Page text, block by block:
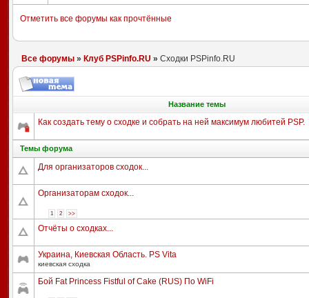
Отметить все форумы как прочтённые
Все форумы» Клуб PSPinfo.RU » Сходки PSPinfo.RU
Название темы
Как создать тему о сходке и собрать на ней максимум любитей PSP.
Темы форума
Для организаторов сходок...
Организаторам сходок...
1 2 >>
Отчёты о сходках...
Украина, Киевская Область. PS Vita
киевская сходка
Бой Fat Princess Fistful of Cake (RUS) По WiFi